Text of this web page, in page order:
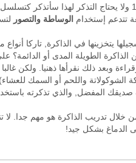
تتدعم إستخدام الوساطة والتصور
يتخزينها في الذاكرة,
الطويلة المدى أو الدائمة؟
وبعد ذلك نقرأها ذهنيا. ولكن
الشوكولاتة واللحم أو السمك
المفضل, والذي تذكرته
خلال تدريب الذاكرة هو مهم جدا. لا
الدماغ بشكل جيد!